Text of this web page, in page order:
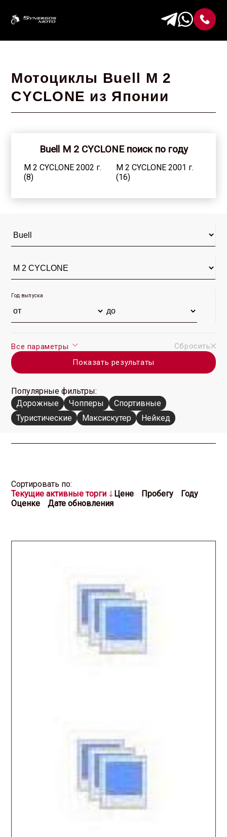
Мотоциклы Buell M 2
CYCLONE из Японии
Buell M 2 CYCLONE поиск по году
M 2 CYCLONE 2002 г.
(8)
M 2 CYCLONE 2001 г.
(16)
(7)
(5)
Год выпуска
Все параметры
Сбросить
Показать результаты
Популярные фильтры:
Дорожные
Чопперы
Спортивные
Туристические
Максискутер Нейкед
Cортировать по:
Текущие активные торги
Цене Пробегу
Году
Оценке
Дате обновления